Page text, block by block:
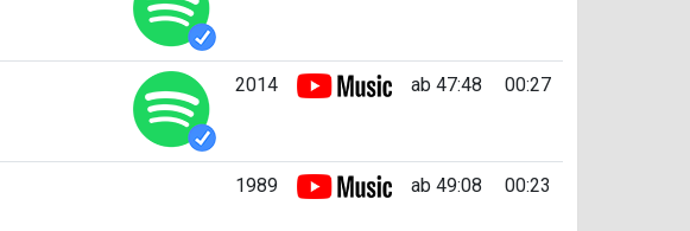
2014 ab 47:48 00:27
1989 ab 49:08 00:23